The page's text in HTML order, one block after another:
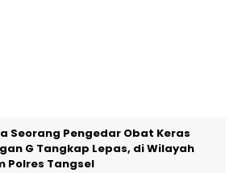
Seorang Pengedar Obat Keras
G Tangkap Lepas, di Wilayah
Polres Tangsel